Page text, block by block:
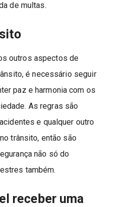
de multas.
outros aspectos de
é necessário seguir
paz e harmonia com os
As regras são
e qualquer outro
trânsito, então são
não só do
também.
receber uma